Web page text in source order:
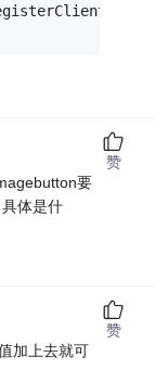
要
体是什
赞
加上去就可
赞